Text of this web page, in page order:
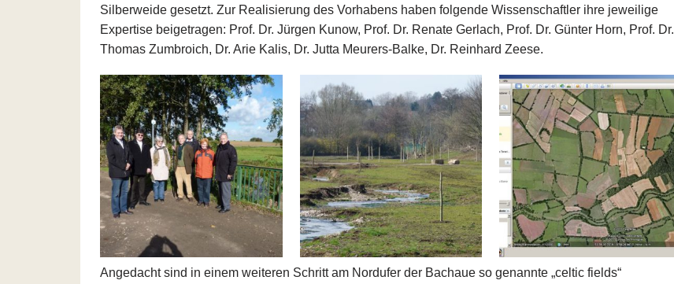
Silberweide gesetzt. Zur Realisierung des Vorhabens haben folgende Wissenschaftler ihre jeweilige
Expertise beigetragen: Prof. Dr. Jürgen Kunow, Prof. Dr. Renate Gerlach, Prof. Dr. Günter Horn, Prof. Dr.
Thomas Zumbroich, Dr. Arie Kalis, Dr. Jutta Meurers-Balke, Dr. Reinhard Zeese.
Angedacht sind in einem weiteren Schritt am Nordufer der Bachaue so genannte „celtic fields“